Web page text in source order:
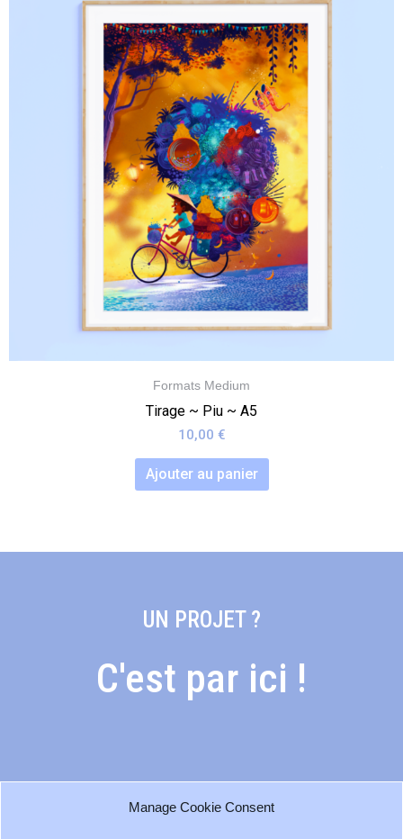
Manage Cookie Consent
Formats Medium
Tirage ~ Piu ~ A5
10,00 €
Ajouter au panier
UN PROJET ?
C'est par ici !
Me contacter